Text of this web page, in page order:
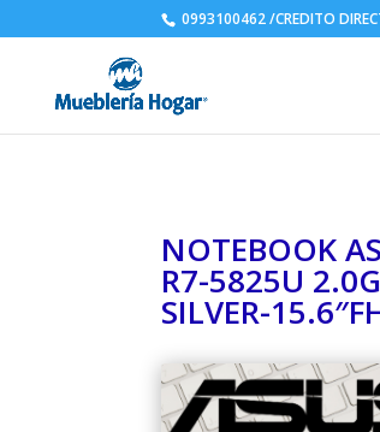
0993100462 /CREDITO
NOTEBOOK
R7-5825U
SILVER-